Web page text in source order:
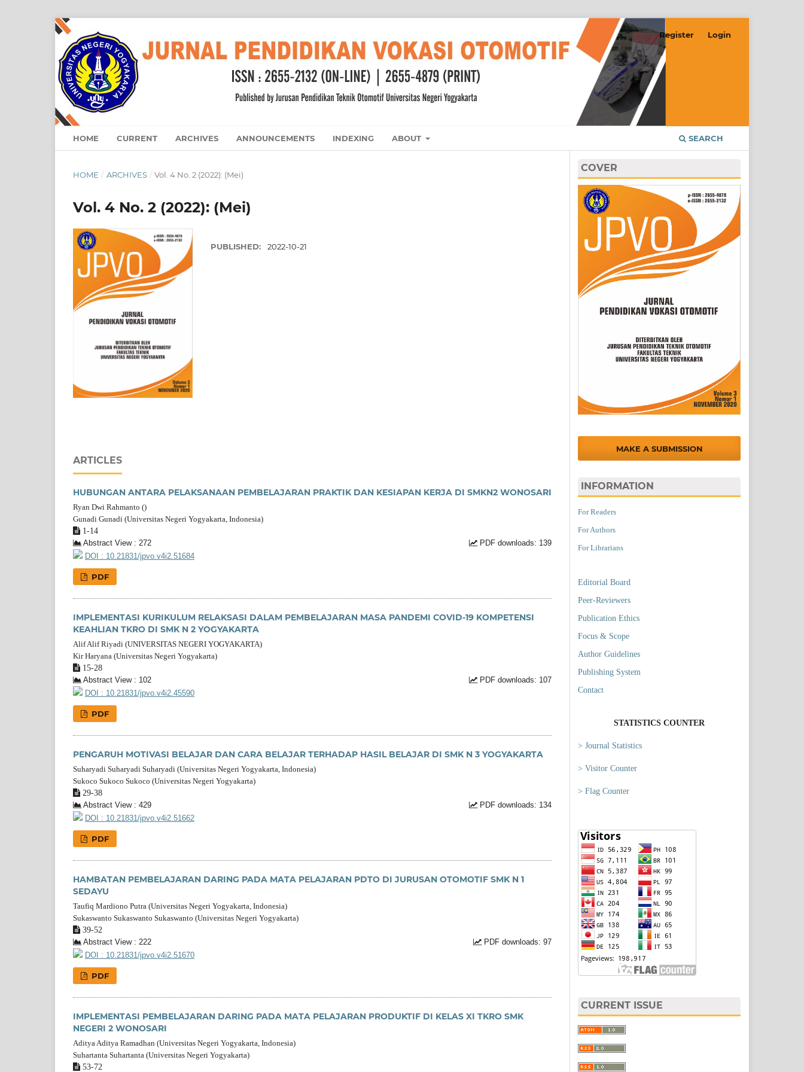
HOME CURRENT ARCHIVES ANNOUNCEMENTS INDEXING ABOUT SEARCH
Register Login
HOME / ARCHIVES / Vol. 4 No. 2 (2022): (Mei)
Vol. 4 No. 2 (2022): (Mei)
PUBLISHED: 2022-10-21
ARTICLES
HUBUNGAN ANTARA PELAKSANAAN PEMBELAJARAN PRAKTIK DAN KESIAPAN KERJA DI SMKN2 WONOSARI
Ryan Dwi Rahmanto ()
Gunadi Gunadi (Universitas Negeri Yogyakarta, Indonesia)
1-14
Abstract View : 272
PDF downloads: 139
DOI : 10.21831/jpvo.v4i2.51684
PDF
IMPLEMENTASI KURIKULUM RELAKSASI DALAM PEMBELAJARAN MASA PANDEMI COVID-19 KOMPETENSI
KEAHLIAN TKRO DI SMK N 2 YOGYAKARTA
Alif Alif Riyadi (UNIVERSITAS NEGERI YOGYAKARTA)
Kir Haryana (Universitas Negeri Yogyakarta)
15-28
Abstract View : 102
PDF downloads: 107
DOI : 10.21831/jpvo.v4i2.45590
PDF
PENGARUH MOTIVASI BELAJAR DAN CARA BELAJAR TERHADAP HASIL BELAJAR DI SMK N 3 YOGYAKARTA
Suharyadi Suharyadi Suharyadi (Universitas Negeri Yogyakarta, Indonesia)
Sukoco Sukoco Sukoco (Universitas Negeri Yogyakarta)
29-38
Abstract View : 429
PDF downloads: 134
DOI : 10.21831/jpvo.v4i2.51662
PDF
HAMBATAN PEMBELAJARAN DARING PADA MATA PELAJARAN PDTO DI JURUSAN OTOMOTIF SMK N 1
SEDAYU
Taufiq Mardiono Putra (Universitas Negeri Yogyakarta, Indonesia)
Sukaswanto Sukaswanto Sukaswanto (Universitas Negeri Yogyakarta)
39-52
Abstract View : 222
PDF downloads: 97
DOI : 10.21831/jpvo.v4i2.51670
PDF
IMPLEMENTASI PEMBELAJARAN DARING PADA MATA PELAJARAN PRODUKTIF DI KELAS XI TKRO SMK
NEGERI 2 WONOSARI
Aditya Aditya Ramadhan (Universitas Negeri Yogyakarta, Indonesia)
Suhartanta Suhartanta (Universitas Negeri Yogyakarta)
53-72
COVER
MAKE A SUBMISSION
INFORMATION
For Readers
For Authors
For Librarians
Editorial Board
Peer-Reviewers
Publication Ethics
Focus & Scope
Author Guidelines
Publishing System
Contact
STATISTICS COUNTER
> Journal Statistics
> Visitor Counter
> Flag Counter
CURRENT ISSUE